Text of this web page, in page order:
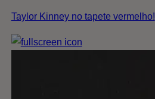
Taylor Kinney no tapete vermelho!